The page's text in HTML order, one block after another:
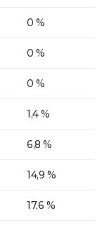
0 %
0 %
0 %
1,4 %
6,8 %
14,9 %
17,6 %